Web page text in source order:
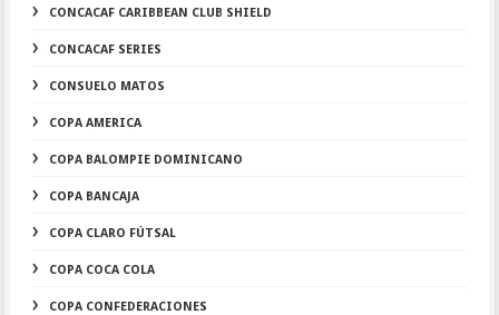
CONCACAF CARIBBEAN CLUB SHIELD
CONCACAF SERIES
CONSUELO MATOS
COPA AMERICA
COPA BALOMPIE DOMINICANO
COPA BANCAJA
COPA CLARO FÚTSAL
COPA COCA COLA
COPA CONFEDERACIONES